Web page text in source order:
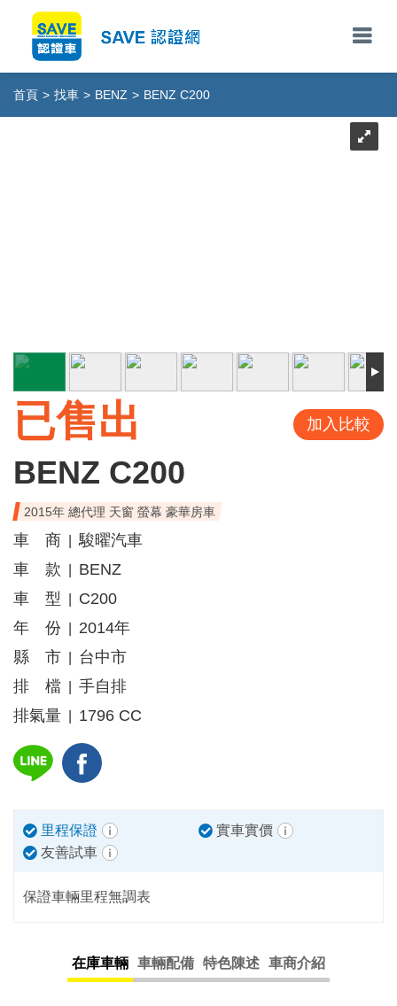
首頁 > 找車 > BENZ > BENZ C200
已售出 加入比較
BENZ C200
2015年 總代理 天窗 螢幕 豪華房車
車 商
駿曜汽車
車 款
BENZ
車 型
C200
年 份
2014年
縣 市
台中市
排 檔
手自排
排氣量
1796 CC
里程保證
實車實價
友善試車
保證車輛里程無調表
在庫車輛 車輛配備 特色陳述 車商介紹